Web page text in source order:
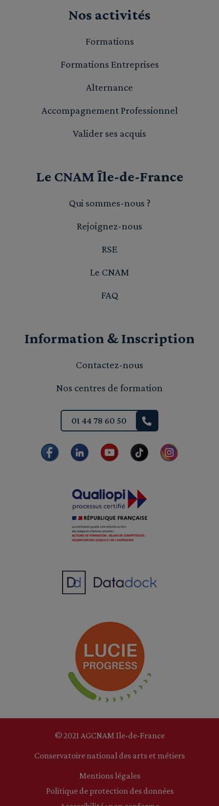
Nos activités
Formations
Formations Entreprises
Alternance
Accompagnement Professionnel
Valider ses acquis
Le CNAM Île-de-France
Qui sommes-nous ?
Rejoignez-nous
RSE
Le CNAM
FAQ
Information & Inscription
Contactez-nous
Nos centres de formation
01 44 78 60 50
© 2021 AGCNAM Ile-de-France
Conservatoire national des arts et métiers
Mentions légales
Politique de protection des données